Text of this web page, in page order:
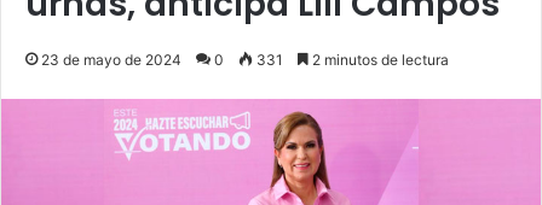
23 de mayo de 2024 0 331 2 minutos de lectura